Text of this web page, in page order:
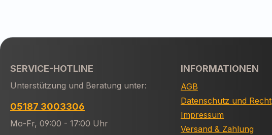
SERVICE-HOTLINE
Unterstützung und Beratung unter:
05187 3003306
Mo-Fr, 09:00 - 17:00 Uhr
INFORMATIONEN
AGB
Datenschutz und Recht
Impressum
Versand & Zahlung